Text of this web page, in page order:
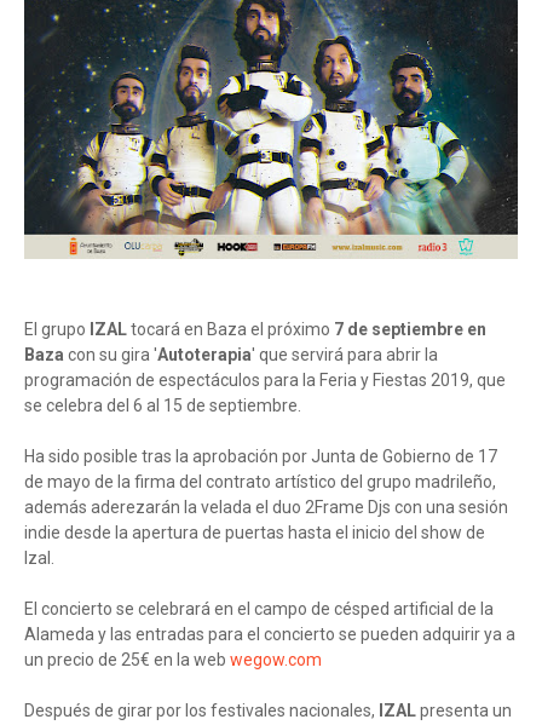
El grupo IZALtocará en Baza el próximo 7 de septiembre en
Baza con su gira 'Autoterapia' que servirá para abrir la
programación de espectáculos para la Feria y Fiestas 2019, que
se celebra del 6 al 15 de septiembre.
Ha sido posible tras la aprobación por Junta de Gobierno de 17
de mayo de la firma del contrato artístico del grupo madrileño,
además aderezarán la velada el duo 2Frame Djs con una sesión
indie desde la apertura de puertas hasta el inicio del show de
Izal.
El concierto se celebrará en el campo de césped artificial de la
Alameda y las entradas para el concierto se pueden adquirir ya a
un precio de 25€ en la web wegow.com
Después de girar por los festivales nacionales, IZALpresenta un